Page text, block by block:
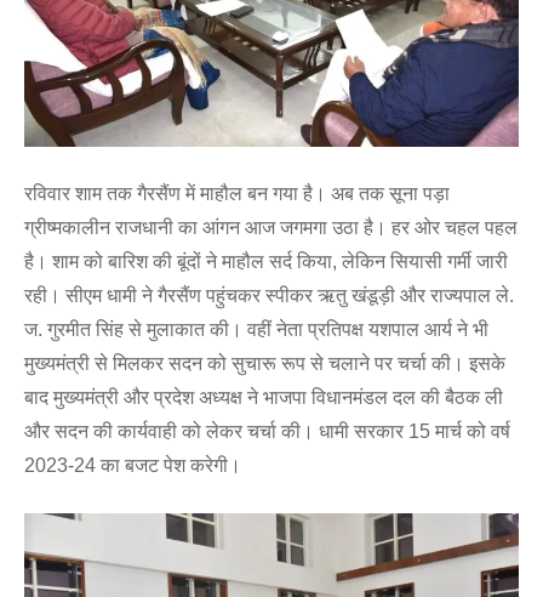
रविवार शाम तक गैरसैंण में माहौल बन गया है। अब तक सूना पड़ा
ग्रीष्मकालीन राजधानी का आंगन आज जगमगा उठा है। हर ओर चहल पहल
है। शाम को बारिश की बूंदों ने माहौल सर्द किया, लेकिन सियासी गर्मी जारी
रही। सीएम धामी ने गैरसैंण पहुंचकर स्पीकर ऋतु खंडूड़ी और राज्यपाल ले.
ज. गुरमीत सिंह से मुलाकात की। वहीं नेता प्रतिपक्ष यशपाल आर्य ने भी
मुख्यमंत्री से मिलकर सदन को सुचारू रूप से चलाने पर चर्चा की। इसके
बाद मुख्यमंत्री और प्रदेश अध्यक्ष ने भाजपा विधानमंडल दल की बैठक ली
और सदन की कार्यवाही को लेकर चर्चा की। धामी सरकार 15 मार्च को वर्ष
2023-24 का बजट पेश करेगी।